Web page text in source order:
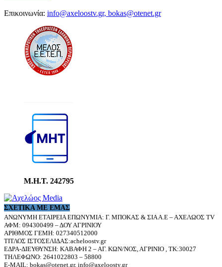
Επικοινωνία: info@axeloostv.gr, bokas@otenet.gr
Μ.Η.Τ. 242795
ΣΧΕΤΙΚΆ ΜΕ ΕΜΆΣ
ΑΝΩΝΥΜΗ ΕΤΑΙΡΕΙΑ ΕΠΩΝΥΜΙΑ: Γ. ΜΠΟΚΑΣ & ΣΙΑ Α.Ε – ΑΧΕΛΩΟΣ TV
ΑΦΜ: 094300499 – ΔΟΥ ΑΓΡΙΝΙΟΥ
ΑΡΙΘΜΟΣ ΓΕΜΗ: 027340512000
ΤΙΤΛΟΣ ΙΣΤΟΣΕΛΙΔΑΣ:acheloostv.gr
ΕΔΡΑ-ΔΙΕΥΘΥΝΣΗ: ΚΑΒΑΦΗ 2 – ΑΓ. ΚΩΝ/ΝΟΣ, ΑΓΡΙΝΙΟ , ΤΚ:30027
ΤΗΛΕΦΩΝΟ: 2641022803 – 58800
E-MAIL: bokas@otenet.gr, info@axeloostv.gr